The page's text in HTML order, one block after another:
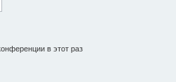
в этот раз